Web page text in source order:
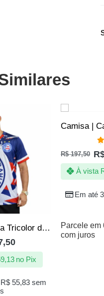
Camisa do Bahia Tricolor de Aço Baiano Masculina Escudo Emborrachado Oficial
R$ 55,83 sem
no Pix
R$197,50
Em até
À vista
Parcele em
com juros